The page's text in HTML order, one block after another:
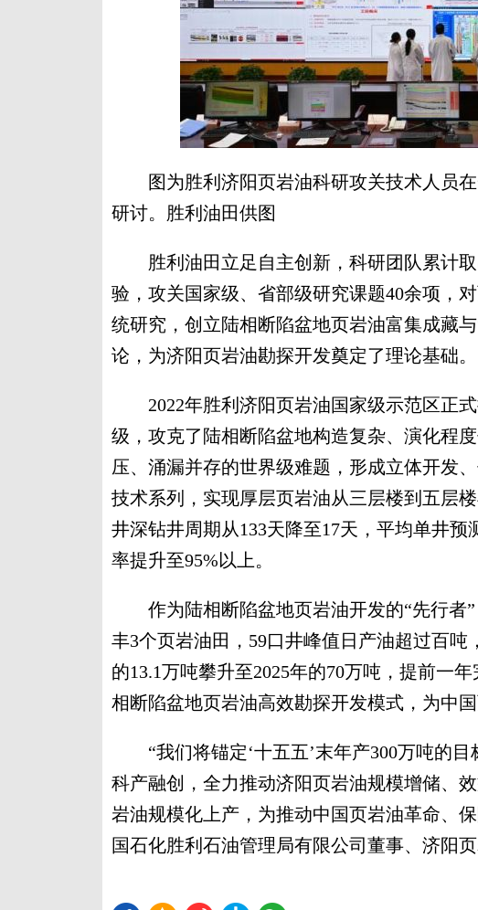
图为胜利济阳页岩油科研攻关技术人员在
研讨。胜利油田供图
胜利油田立足自主创新，科研团队累计取
验，攻关国家级、省部级研究课题40余项，
统研究，创立陆相断陷盆地页岩油富集成藏
论，为济阳页岩油勘探开发奠定了理论基础。
2022年胜利济阳页岩油国家级示范区正式
级，攻克了陆相断陷盆地构造复杂、演化程
压、涌漏并存的世界级难题，形成立体开发
技术系列，实现厚层页岩油从三层楼到五层
井深钻井周期从133天降至17天，平均单井
率提升至95%以上。
作为陆相断陷盆地页岩油开发的“先行者”
丰3个页岩油田，59口井峰值日产油超过百吨
的13.1万吨攀升至2025年的70万吨，提前一
相断陷盆地页岩油高效勘探开发模式，为中
“我们将锚定‘十五五’末年产300万吨的目
科产融创，全力推动济阳页岩油规模增储、
岩油规模化上产，为推动中国页岩油革命、
国石化胜利石油管理局有限公司董事、济阳